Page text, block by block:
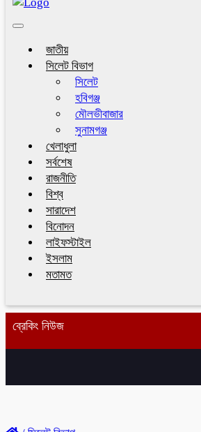
Toggle
জাতীয়
সিলেট বিভাগ
সিলেট
হবিগঞ্জ
মৌলভীবাজার
সুনামগঞ্জ
খেলাধুলা
সর্বশেষ
রাজনীতি
বিশ্ব
সারাদেশ
বিনোদন
লাইফস্টাইল
ইসলাম
মতামত
ব্রেকিং নিউজ